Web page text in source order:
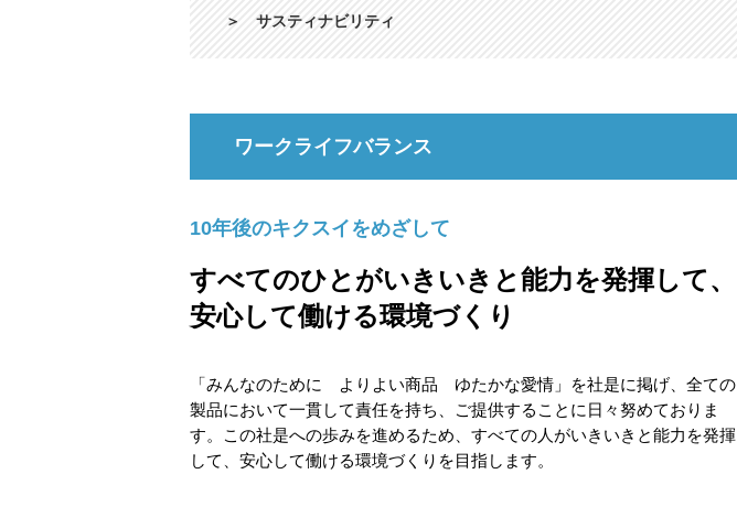
＞ サスティナビリティ
ワークライフバランス
10年後のキクスイをめざして
すべてのひとがいきいきと能力を発揮して、
安心して働ける環境づくり
「みんなのために よりよい商品 ゆたかな愛情」を社是に掲げ、全ての
製品において一貫して責任を持ち、ご提供することに日々努めておりま
す。この社是への歩みを進めるため、すべての人がいきいきと能力を発揮
して、安心して働ける環境づくりを目指します。